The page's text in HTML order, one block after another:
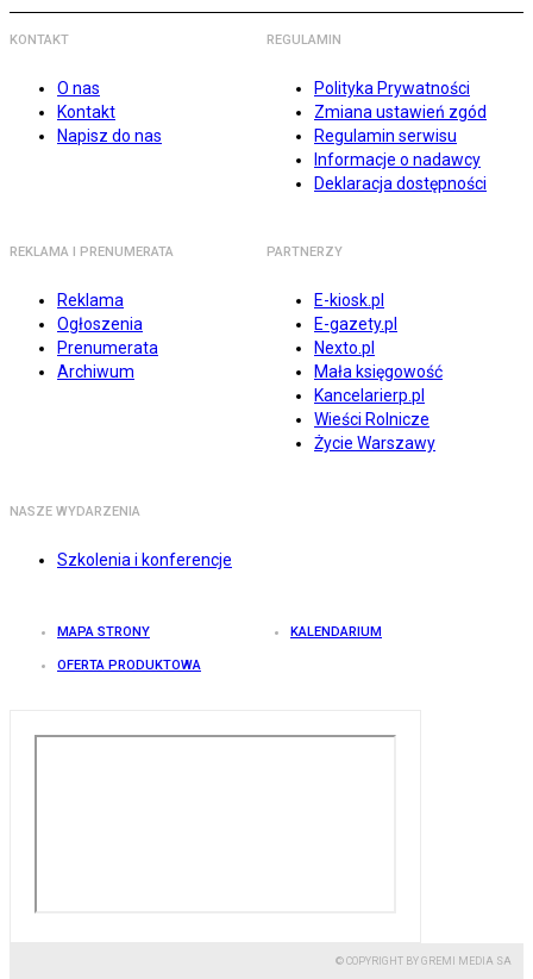
KONTAKT
O nas
Kontakt
Napisz do nas
REGULAMIN
Polityka Prywatności
Zmiana ustawień zgód
Regulamin serwisu
Informacje o nadawcy
Deklaracja dostępności
REKLAMA I PRENUMERATA
Reklama
Ogłoszenia
Prenumerata
Archiwum
PARTNERZY
E-kiosk.pl
E-gazety.pl
Nexto.pl
Mała księgowość
Kancelarierp.pl
Wieści Rolnicze
Życie Warszawy
NASZE WYDARZENIA
Szkolenia i konferencje
MAPA STRONY KALENDARIUM
OFERTA PRODUKTOWA
© COPYRIGHT BY GREMI MEDIA SA